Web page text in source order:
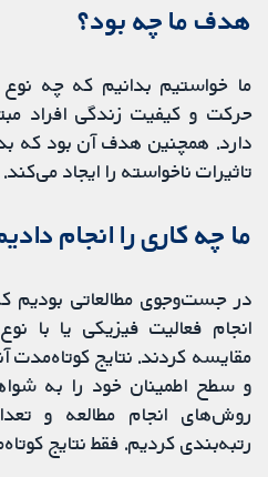
هدف ما چه بود؟
ما خواستیم بدانیم که چه نوع
دارد. همچنین هدف آن بود که
تاثیرات ناخواسته را ایجاد می‌کند.
ما چه کاری را انجام
در جست‌وجوی مطالعاتی بودیم
انجام فعالیت فیزیکی یا با
مقایسه ‌کردند. نتایج کوتاه‌‌مدت
و سطح اطمینان خود را به
روش‌های انجام مطالعه و
رتبه‌بندی کردیم. فقط نتایج